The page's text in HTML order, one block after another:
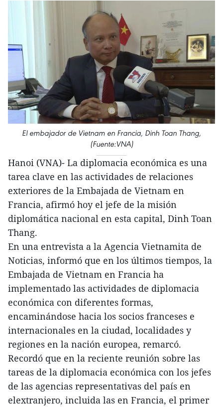
El embajador de Vietnam en Francia, Dinh Toan Thang,
(Fuente:VNA)
Hanoi (VNA)- La diplomacia económica es una
tarea clave en las actividades de relaciones
exteriores de la Embajada de Vietnam en
Francia, afirmó hoy el jefe de la misión
diplomática nacional en esta capital, Dinh Toan
Thang.
En una entrevista a la Agencia Vietnamita de
Noticias, informó que en los últimos tiempos, la
Embajada de Vietnam en Francia ha
implementado las actividades de diplomacia
económica con diferentes formas,
encaminándose hacia los socios franceses e
internacionales en la ciudad, localidades y
regiones en la nación europea, remarcó.
Recordó que en la reciente reunión sobre las
tareas de la diplomacia económica con los jefes
de las agencias representativas del país en
elextranjero, incluida las en Francia, el primer